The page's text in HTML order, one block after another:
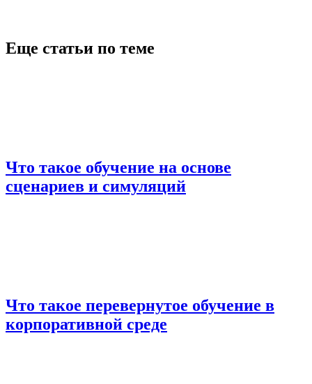
Еще статьи по теме
Что такое обучение на основе
сценариев и симуляций
Что такое перевернутое обучение в
корпоративной среде